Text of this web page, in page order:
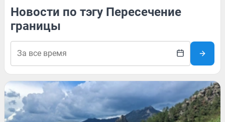
Новости по тэгу Пересечение
границы